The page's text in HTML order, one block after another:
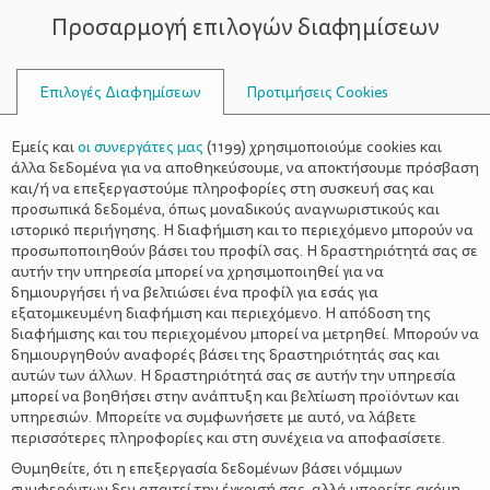
ΣΥΜΒΟΥΛΟΙ
ΝΉΠΙΟ>Η ΖΩΉ ΜΕ ΈΝΑ ΝΉΠΙΟ
Το «όχι» του νηπίου ως βήμα
συγκρότησης του εαυτού
Προσαρμογή επιλογών διαφημίσεων
Επιλογές Διαφημίσεων Προτιμήσεις Cookies
Εμείς καιοι συνεργάτες μας (1199) χρησιμοποιούμε cookies και
άλλα δεδομένα για να αποθηκεύσουμε, να αποκτήσουμε πρόσβαση
και/ή να επεξεργαστούμε πληροφορίες στη συσκευή σας και
προσωπικά δεδομένα, όπως μοναδικούς αναγνωριστικούς και
ιστορικό περιήγησης. Η διαφήμιση και το περιεχόμενο μπορούν να
προσωποποιηθούν βάσει του προφίλ σας. Η δραστηριότητά σας σε
αυτήν την υπηρεσία μπορεί να χρησιμοποιηθεί για να
δημιουργήσει ή να βελτιώσει ένα προφίλ για εσάς για
εξατομικευμένη διαφήμιση και περιεχόμενο. Η απόδοση της
διαφήμισης και του περιεχομένου μπορεί να μετρηθεί. Μπορούν να
δημιουργηθούν αναφορές βάσει της δραστηριότητάς σας και
αυτών των άλλων. Η δραστηριότητά σας σε αυτήν την υπηρεσία
μπορεί να βοηθήσει στην ανάπτυξη και βελτίωση προϊόντων και
υπηρεσιών. Μπορείτε να συμφωνήσετε με αυτό, να λάβετε
περισσότερες πληροφορίες και στη συνέχεια να αποφασίσετε.
Θυμηθείτε, ότι η επεξεργασία δεδομένων βάσει νόμιμων